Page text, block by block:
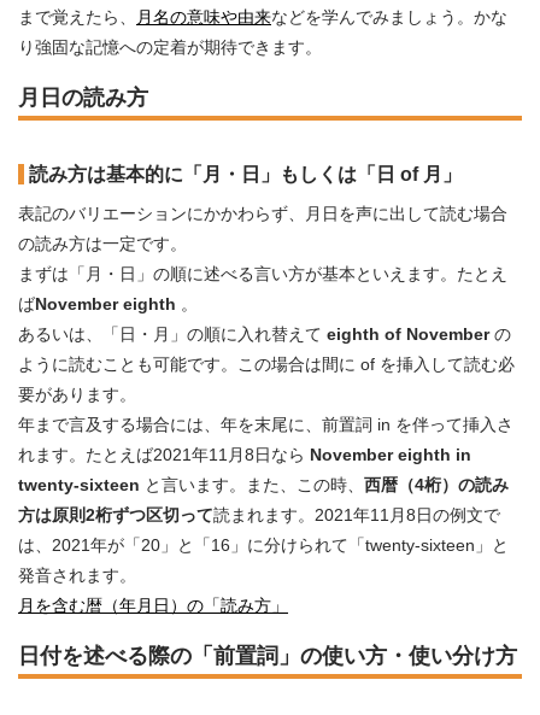
まで覚えたら、 月名の意味や由来などを学んでみましょう。かな
り強固な記憶への定着が期待できます。
月日の読み方
読み方は基本的に「月・日」もしくは「日 of 月」
表記のバリエーションにかかわらず、月日を声に出して読む場合
の読み方は一定です。
まずは「月・日」の順に述べる言い方が基本といえます。たとえ
ばNovember eighth 。
あるいは、「日・月」の順に入れ替えて eighth of Novemberの
ように読むことも可能です。この場合は間に of を挿入して読む必
要があります。
年まで言及する場合には、年を末尾に、前置詞 in を伴って挿入さ
れます。たとえば2021年11月8日なら November eighth in
twenty-sixteen と言います。また、この時、 西暦（4桁）の読み
方は原則2桁ずつ区切って読まれます。2021年11月8日の例文で
は、2021年が「20」と「16」に分けられて「twenty-sixteen」と
発音されます。
月を含む暦（年月日）の「読み方」
日付を述べる際の「前置詞」の使い方・使い分け方